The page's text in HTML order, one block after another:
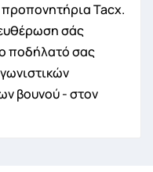
Tacx.
σάς
ποδήλατό σας
βουνού - στον